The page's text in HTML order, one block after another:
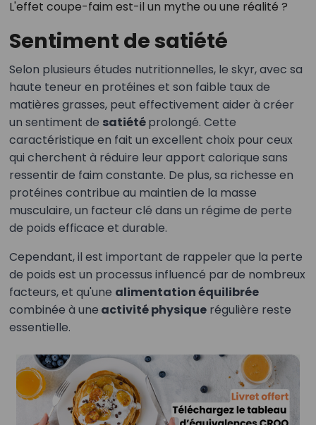
L'effet coupe-faim est-il un mythe ou une réalité ?
Sentiment de satiété
Selon plusieurs études nutritionnelles, le skyr, avec sa
haute teneur en protéines et son faible taux de
matières grasses, peut effectivement aider à créer
un sentiment de satiétéprolongé. Cette
caractéristique en fait un excellent choix pour ceux
qui cherchent à réduire leur apport calorique sans
ressentir de faim constante. De plus, sa richesse en
protéines contribue au maintien de la masse
musculaire, un facteur clé dans un régime de perte
de poids efficace et durable.
Cependant, il est important de rappeler que la perte
de poids est un processus influencé par de nombreux
facteurs, et qu'une alimentation équilibrée
combinée à une activité physiquerégulière reste
essentielle.